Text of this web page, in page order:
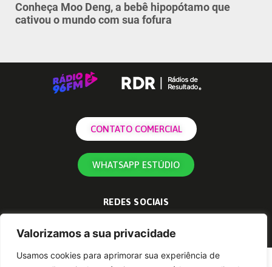
Valorizamos a sua privacidade
Usamos cookies para aprimorar sua experiência de
Conheça Moo Deng, a bebê hipopótamo que
cativou o mundo com sua fofura
CONTATO COMERCIAL
WHATSAPP ESTÚDIO
REDES SOCIAIS